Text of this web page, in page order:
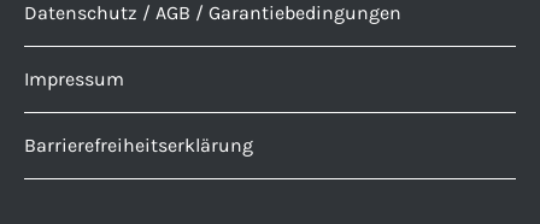
Datenschutz / AGB / Garantiebedingungen
Impressum
Barrierefreiheitserklärung